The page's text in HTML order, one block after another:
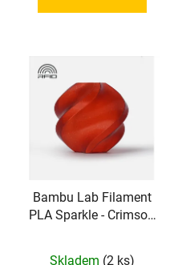
Bambu Lab Filament
PLA Sparkle - Crimson
Skladem (2 ks)